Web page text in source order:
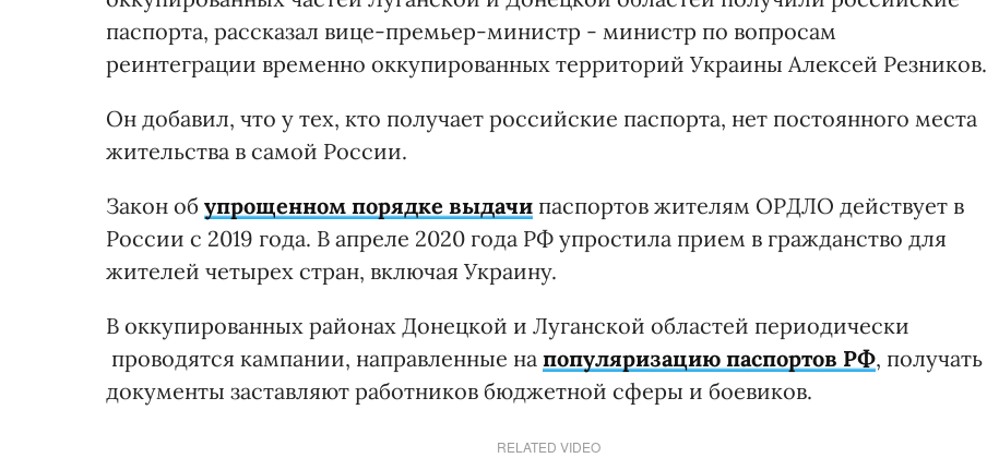
паспорта, рассказал вице-премьер-министр - министр по вопросам
реинтеграции временно оккупированных территорий Украины Алексей Резников.
Он добавил, что у тех, кто получает российские паспорта, нет постоянного места
жительства в самой России.
Закон об упрощенном порядке выдачи паспортов жителям ОРДЛО действует в
России с 2019 года. В апреле 2020 года РФ упростила прием в гражданство для
жителей четырех стран, включая Украину.
В оккупированных районах Донецкой и Луганской областей периодически
проводятся кампании, направленные на популяризацию паспортов РФ, получать
документы заставляют работников бюджетной сферы и боевиков.
RELATED VIDEO